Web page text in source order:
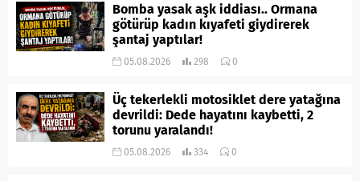
Bomba yasak aşk iddiası.. Ormana
götürüp kadın kıyafeti giydirerek
şantaj yaptılar!
05.08.2026 298 0
Üç tekerlekli motosiklet dere yatağına
devrildi: Dede hayatını kaybetti, 2
torunu yaralandı!
05.08.2026 334 0